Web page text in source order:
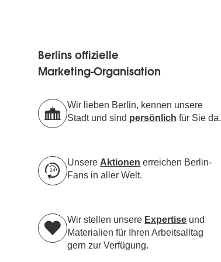
Berlins offizielle
Marketing-Organisation
Wir lieben Berlin, kennen unsere
Stadt und sind persönlich für Sie da.
Unsere Aktionen erreichen Berlin-
Fans in aller Welt.
Wir stellen unsere Expertise und
Materialien für Ihren Arbeitsalltag
gern zur Verfügung.